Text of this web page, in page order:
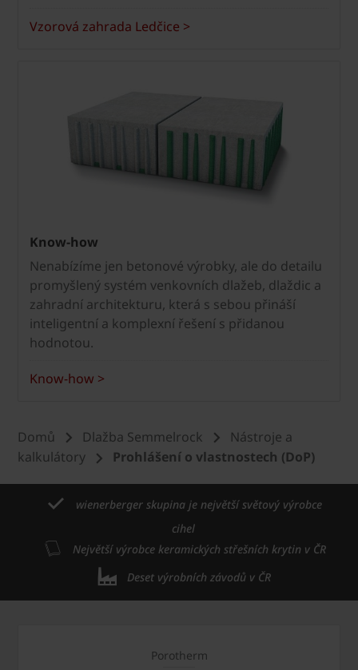
Vzorová zahrada Ledčice >
Know-how
Nenabízíme jen betonové výrobky, ale do detailu
promyšlený systém venkovních dlažeb, dlaždic a
zahradní architekturu, která s sebou přináší
inteligentní a komplexní řešení s přidanou
hodnotou.
Know-how >
Domů Dlažba Semmelrock
Nástroje a
kalkulátory
Prohlášení o vlastnostech (DoP)
wienerberger skupina je největší světový výrobce
cihel
Největší výrobce keramických střešních krytin v ČR
Deset výrobních závodů v ČR
Porotherm